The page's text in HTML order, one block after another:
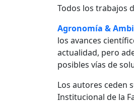
Todos los trabajos
Agronomía &
los avances
actualidad, pero
posibles vías de
Los autores ceden
Institucional de la